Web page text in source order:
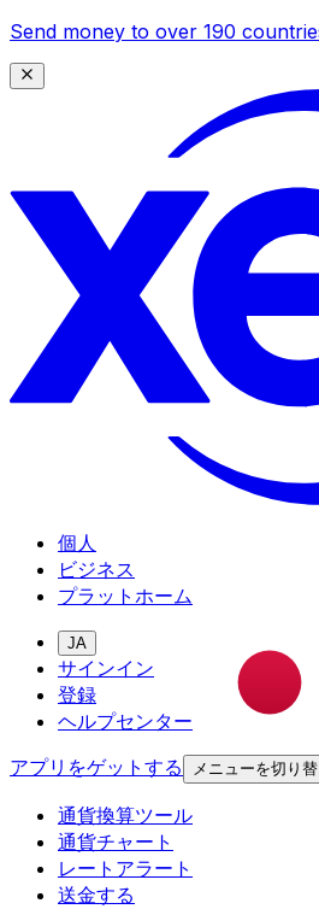
Send money to over 190
個人
ビジネス
プラットホーム
JA
サインイン
登録
ヘルプセンター
アプリをゲットする
メニューを切り替
通貨換算ツール
通貨チャート
レートアラート
送金する